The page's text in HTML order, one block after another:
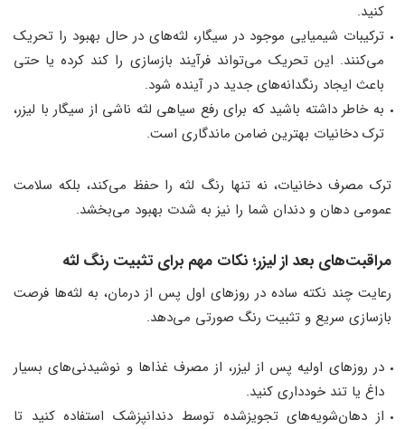
کنید.
ترکیبات شیمیایی موجود در سیگار، لثه‌های در حال بهبود را تحریک
می‌کنند. این تحریک می‌تواند فرآیند بازسازی را کند کرده یا حتی
باعث ایجاد رنگدانه‌های جدید در آینده شود.
به خاطر داشته باشید که برای رفع سیاهی لثه ناشی از سیگار با لیزر،
ترک دخانیات بهترین ضامن ماندگاری است.
ترک مصرف دخانیات، نه تنها رنگ لثه را حفظ می‌کند، بلکه سلامت
عمومی دهان و دندان شما را نیز به شدت بهبود می‌بخشد.
مراقبت‌های بعد از لیزر؛ نکات مهم برای تثبیت رنگ لثه
رعایت چند نکته ساده در روزهای اول پس از درمان، به لثه‌ها فرصت
بازسازی سریع و تثبیت رنگ صورتی می‌دهد.
در روزهای اولیه پس از لیزر، از مصرف غذاها و نوشیدنی‌های بسیار
داغ یا تند خودداری کنید.
از دهان‌شویه‌های تجویزشده توسط دندانپزشک استفاده کنید تا